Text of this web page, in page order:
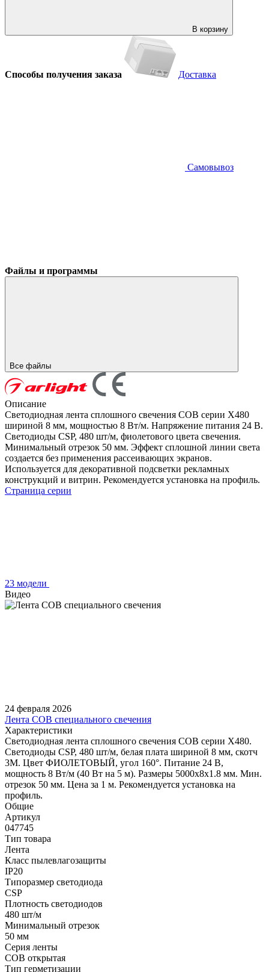
В корзину
Способы получения заказа Доставка
Самовывоз
Файлы и программы
Все файлы
Описание
Светодиодная лента сплошного свечения COB серии X480
шириной 8 мм, мощностью 8 Вт/м. Напряжение питания 24 В.
Светодиоды CSP, 480 шт/м, фиолетового цвета свечения.
Минимальный отрезок 50 мм. Эффект сплошной линии света
создается без применения рассеивающих экранов.
Используется для декоративной подсветки рекламных
конструкций и витрин. Рекомендуется установка на профиль.
Страница серии
23 модели
Видео
24 февраля 2026
Лента COB специального свечения
Характеристики
Светодиодная лента сплошного свечения COB серии X480.
Светодиоды CSP, 480 шт/м, белая плата шириной 8 мм, скотч
3M. Цвет ФИОЛЕТОВЫЙ, угол 160°. Питание 24 В,
мощность 8 Вт/м (40 Вт на 5 м). Размеры 5000х8х1.8 мм. Мин.
отрезок 50 мм. Цена за 1 м. Рекомендуется установка на
профиль.
Общие
Артикул
047745
Тип товара
Лента
Класс пылевлагозащиты
IP20
Типоразмер светодиода
CSP
Плотность светодиодов
480 шт/м
Минимальный отрезок
50 мм
Серия ленты
COB открытая
Тип герметизации